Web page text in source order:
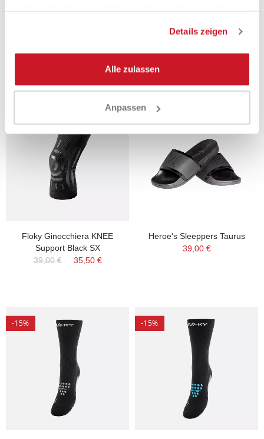
Details zeigen
Alle zulassen
Anpassen
39,90 €
35,50 €
Floky Ginocchiera KNEE
Support Black DX
39,90 €
35,50 €
Floky Ginocchiera KNEE
Support Black SX
39,00 €
35,50 €
Heroe's Sleeppers Taurus
39,00 €
-15% -15%